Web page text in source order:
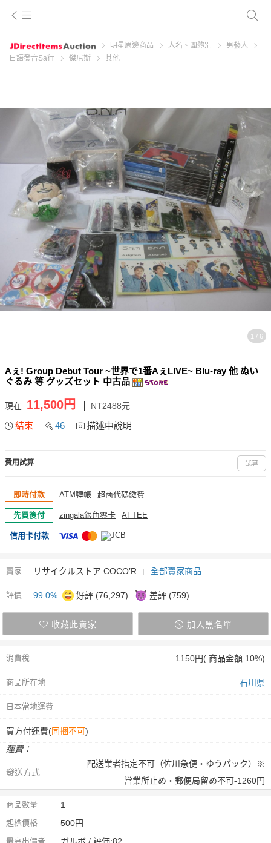
明星周邊商品 人名、團體別
男藝人
日語發音Sa行
傑尼斯 其他
1 / 6
Aぇ! Group Debut Tour ~世界で1番AぇLIVE~ Blu-ray 他 ぬい
ぐるみ 等 グッズセット 中古品
現在 11,500円 NT2488元
結束 46 描述中說明
費用試算 試算
即時付款 ATM轉帳 超商代碼繳費
先買後付 zingala銀角零卡 AFTEE
信用卡付款
賣家 リサイクルストア COCO’R 全部賣家商品
評價 99.0% 好評 (76,297) 差評 (759)
收藏此賣家 加入黑名單
消費稅 1150円( 商品金額 10%)
商品所在地 石川県
日本當地運費
買方付運費(同捆不可)
運費：
發送方式
配送業者指定不可（佐川急便・ゆうパック）※
営業所止め・郵便局留め不可-1260円
商品數量 1
起標價格 500円
最高出價者 ガルボ / 評価:82